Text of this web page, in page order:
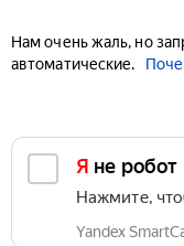
Нам очень жаль, но
автоматические.
Я не робот
Нажмите,
Yandex